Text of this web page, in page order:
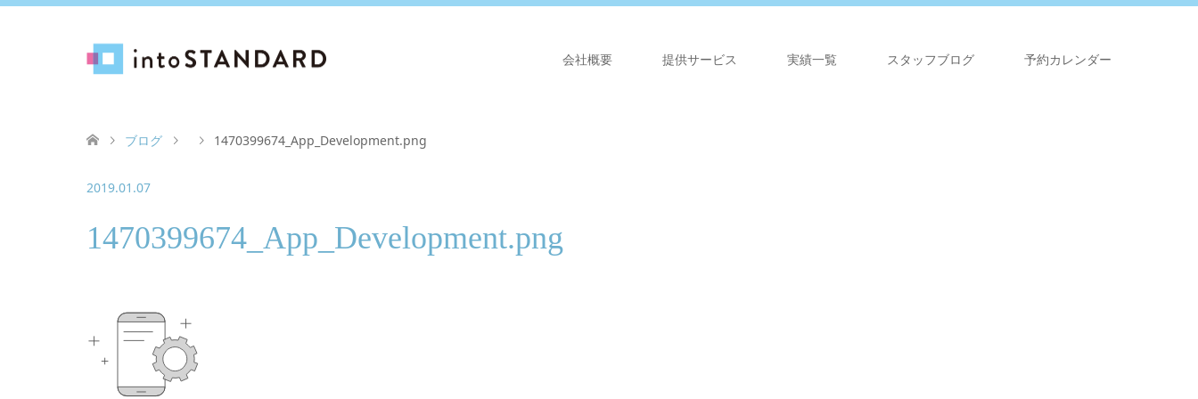
会社概要 提供サービス 実績一覧 スタッフブログ 予約カレンダー
ブログ 1470399674_App_Development.png
2019.01.07
1470399674_App_Development.png